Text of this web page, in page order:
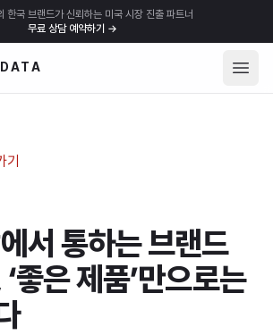
한국 브랜드가 신뢰하는 미국 시장 진출 파트너
무료 상담 예약하기 →
메뉴
기
서 통하는 브랜드
좋은 제품’만으로는